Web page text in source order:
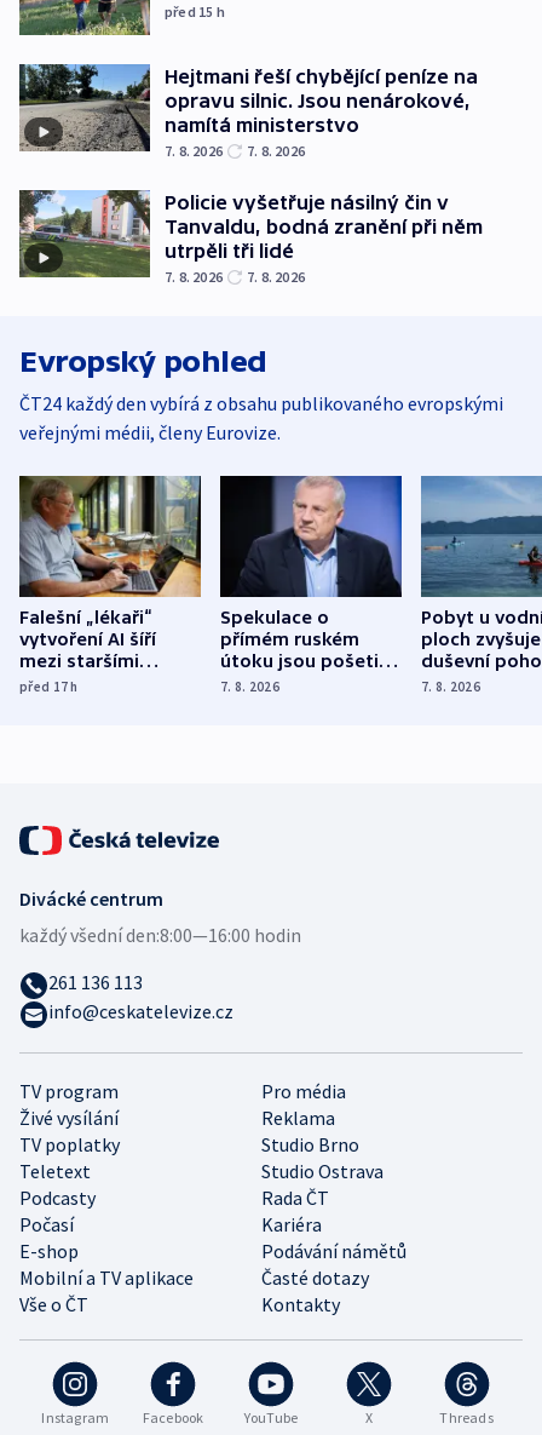
před 15 h
Hejtmani řeší chybějící peníze na
opravu silnic. Jsou nenárokové,
namítá ministerstvo
7. 8. 2026 7. 8. 2026
Policie vyšetřuje násilný čin v
Tanvaldu, bodná zranění při něm
utrpěli tři lidé
7. 8. 2026 7. 8. 2026
Evropský pohled
ČT24 každý den vybírá z obsahu publikovaného evropskými
veřejnými médii, členy Eurovize.
Falešní „lékaři“
vytvoření AI šíří
mezi staršími
Poláky nebezpečné
před 17h
Spekulace o
přímém ruském
útoku jsou pošetilé,
míní estonský
7. 8. 2026
Pobyt u
ploch zvyšuje
duševní
ukázala
7. 8. 2026
Instagram Facebook YouTube X Threads
TV program
Pro média
Živé vysílání
Reklama
TV poplatky
Studio Brno
Teletext
Studio Ostrava
Podcasty
Rada ČT
Počasí
Kariéra
E-shop
Podávání námětů
Mobilní a TV aplikace
Časté dotazy
Vše o ČT
Kontakty
Divácké centrum
každý všední den:8:00—16:00 hodin
261 136 113
info@ceskatelevize.cz